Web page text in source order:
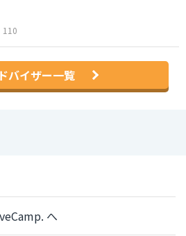
110
バイザー一覧
へ